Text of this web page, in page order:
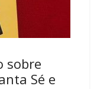
sobre
Sé e